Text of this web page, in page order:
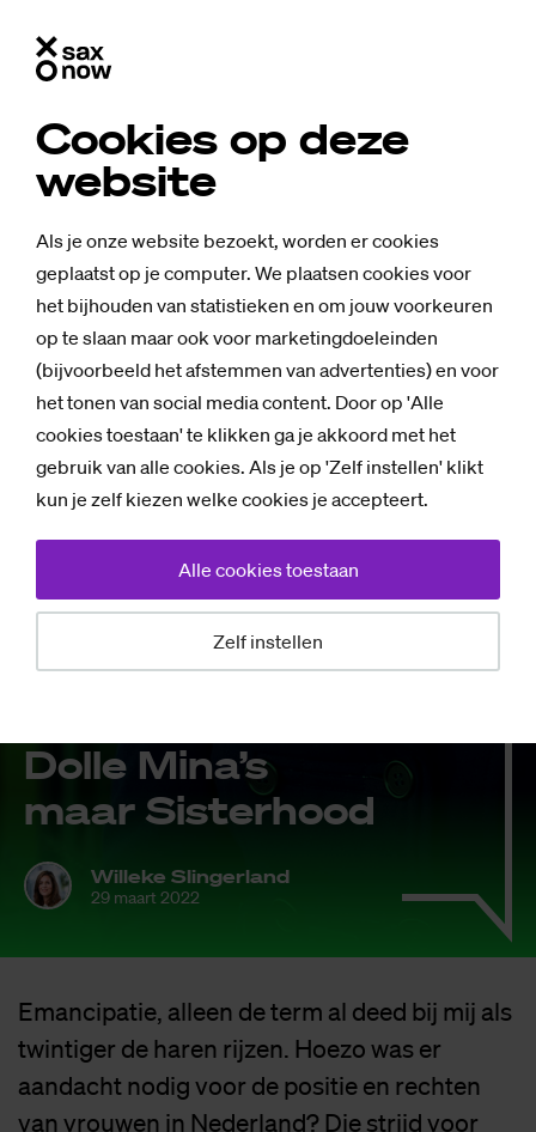
Cookies op deze
website
Als je onze website bezoekt, worden er cookies
geplaatst op je computer. We plaatsen cookies voor
het bijhouden van statistieken en om jouw voorkeuren
op te slaan maar ook voor marketingdoeleinden
(bijvoorbeeld het afstemmen van advertenties) en voor
het tonen van social media content. Door op 'Alle
cookies toestaan' te klikken ga je akkoord met het
gebruik van alle cookies. Als je op 'Zelf instellen' klikt
kun je zelf kiezen welke cookies je accepteert.
Zelf instellen
Alle cookies toestaan
Opinie
Dol­le Mina’s
maar Sis­ter­hood
Willeke Slingerland
29 maart 2022
Emancipatie, alleen de term al deed bij mij als
twintiger de haren rijzen. Hoezo was er
aandacht nodig voor de positie en rechten
van vrouwen in Nederland? Die strijd voor